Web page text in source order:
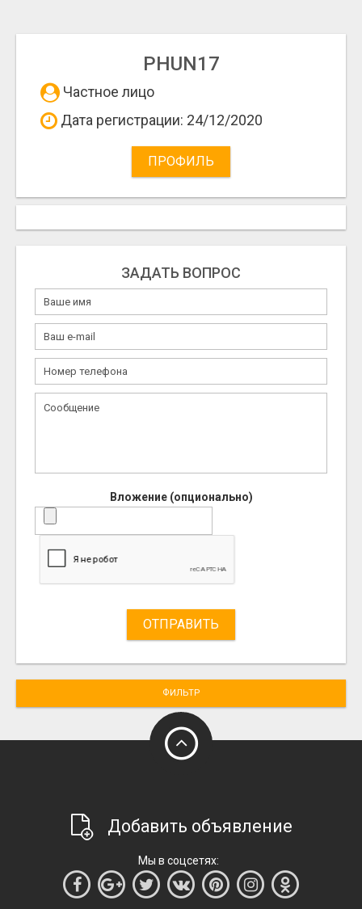
PHUN17
Частное лицо
Дата регистрации: 24/12/2020
ПРОФИЛЬ
ЗАДАТЬ ВОПРОС
Вложение (опционально)
ОТПРАВИТЬ
ФИЛЬТР
Добавить объявление
Мы в соцсетях: